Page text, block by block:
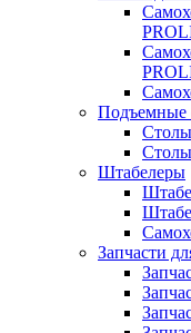
Подъемные
Штабелеры
Запчасти